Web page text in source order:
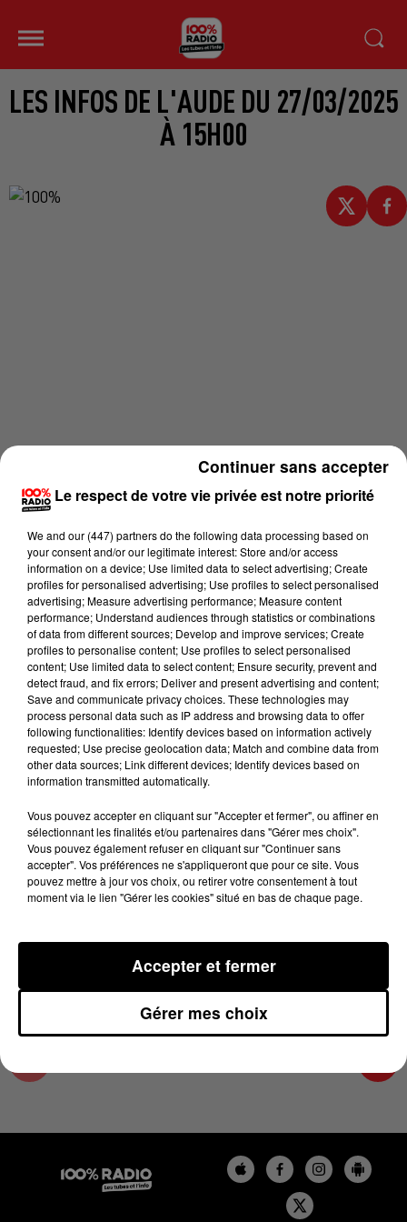
LES INFOS DE L'AUDE DU 27/03/2025
À 15H00
Lecture (2 min 22 sec)
100%
100% Radio les infos de l'Aude
27 mars 2025 - 2 min 22 sec
LES INFOS DE L'AUDE DU 27/03/2025 À
15H00
Les infos de l'Aude
Le respect de votre vie privée est notre priorité
We and our (447) partnersdo the following data processing based on
your consent and/or our legitimate interest: Store and/or access
information on a device; Use limited data to select advertising; Create
profiles for personalised advertising; Use profiles to select personalised
advertising; Measure advertising performance; Measure content
performance; Understand audiences through statistics or combinations
of data from different sources; Develop and improve services; Create
profiles to personalise content; Use profiles to select personalised
content; Use limited data to select content; Ensure security, prevent and
detect fraud, and fix errors; Deliver and present advertising and content;
Save and communicate privacy choices. These technologies may
process personal data such as IP address and browsing data to offer
following functionalities: Identify devices based on information actively
requested; Use precise geolocation data; Match and combine data from
other data sources; Link different devices; Identify devices based on
information transmitted automatically.
Vous pouvez accepter en cliquant sur "Accepter et fermer", ou affiner en
sélectionnant les finalités et/ou partenaires dans "Gérer mes choix".
Vous pouvez également refuser en cliquant sur "Continuer sans
accepter". Vos préférences ne s'appliqueront que pour ce site. Vous
pouvez mettre à jour vos choix, ou retirer votre consentement à tout
moment via le lien "Gérer les cookies" situé en bas de chaque page.
Gérer mes choix
Accepter et fermer
Continuer sans accepter